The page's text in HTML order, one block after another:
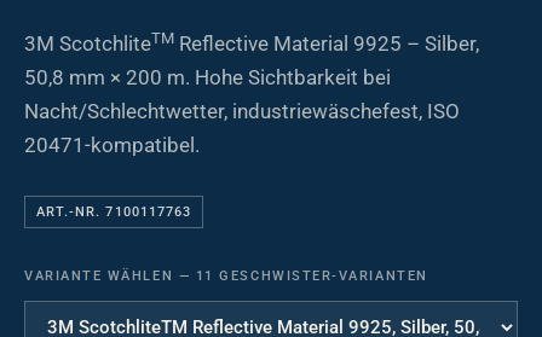
3M ScotchliteTM Reflective Material 9925 – Silber,
50,8 mm × 200 m. Hohe Sichtbarkeit bei
Nacht/Schlechtwetter, industriewäschefest, ISO
20471-kompatibel.
ART.-NR. 7100117763
VARIANTE WÄHLEN — 11 GESCHWISTER-VARIANTEN